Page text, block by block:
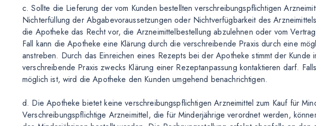
c. Sollte die Lieferung der vom Kunden bestellten verschreibungspflichtigen
Nichterfüllung der Abgabevoraussetzungen oder Nichtverfügbarkeit des
die Apotheke das Recht vor, die Arzneimittelbestellung abzulehnen oder vom
Fall kann die Apotheke eine Klärung durch die verschreibende Praxis durch eine
anstreben. Durch das Einreichen eines Rezepts bei der Apotheke stimmt der Kunde
verschreibende Praxis zwecks Klärung einer Rezeptanpassung kontaktieren darf.
möglich ist, wird die Apotheke den Kunden umgehend benachrichtigen.
d. Die Apotheke bietet keine verschreibungspflichtigen Arzneimittel zum Kauf für
Verschreibungspflichtige Arzneimittel, die für Minderjährige verordnet werden,